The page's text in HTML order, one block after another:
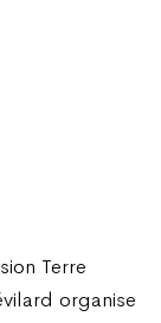
Terre
organise